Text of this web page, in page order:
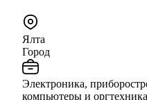
Ялта
Город
Электроника,
компьютеры и оргтехника